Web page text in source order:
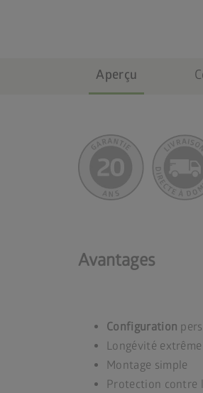
Aperçu
Avantages
Configuration
Longévité extrême
Montage simple
Protection contre